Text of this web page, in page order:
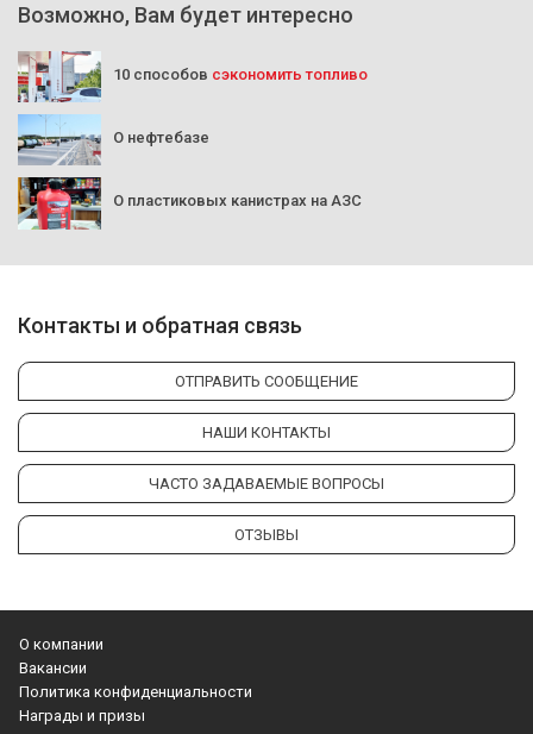
Возможно, Вам будет интересно
10 способов сэкономить топливо
О нефтебазе
О пластиковых канистрах на АЗС
О компании
Вакансии
Политика конфиденциальности
Награды и призы
Контакты и обратная связь
ОТПРАВИТЬ СООБЩЕНИЕ
НАШИ КОНТАКТЫ
ЧАСТО ЗАДАВАЕМЫЕ ВОПРОСЫ
ОТЗЫВЫ